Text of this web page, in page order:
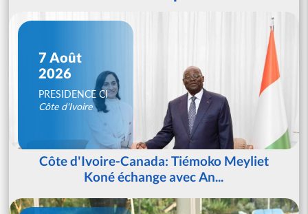
7 Août
2026
PRESIDENCE CI
Côte d'Ivoire
Côte d'Ivoire-Canada: Tiémoko Meyliet
Koné échange avec An...